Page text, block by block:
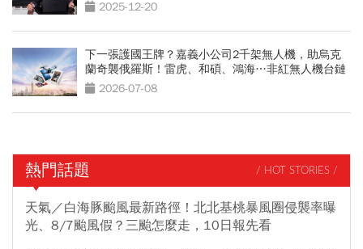
2025-12-20
下一張護國王牌？嘉義小公司2千架無人機，助烏克
蘭奇襲俄羅斯！雷虎、和碩、鴻海…非紅無人機台鏈
點將2026-07-08
熱門話題 / HOT STORIES /
天氣／白海豚颱風最新路徑！北北基桃暴風圈侵襲率曝
光、8/7颱風假？三颱怎麼走，10日報先看